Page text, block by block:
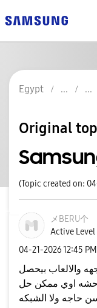
Egypt
Original
(Topic created on:
メBERU个
Active Level
‎04-21-202612:45 PM
والالعاب بيحصل
اوي ممكن حل
حاجه ولا الشبكه